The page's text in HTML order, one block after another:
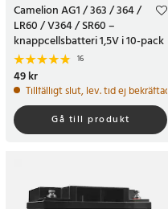
Camelion AG1 / 363 / 364 /
LR60 / V364 / SR60 –
knappcellsbatteri 1,5V i 10-pack
16
Pris:
49 kr
Tillfälligt slut, lev. tid ej bekräftad.
Gå till produkt